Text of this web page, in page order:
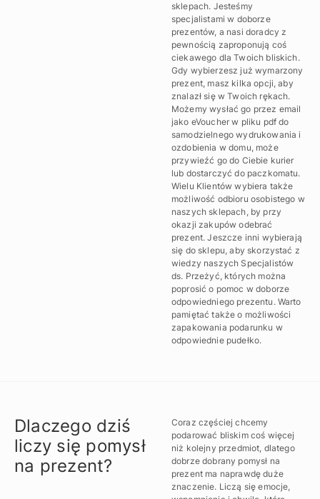
sklepach. Jesteśmy
specjalistami w doborze
prezentów, a nasi doradcy z
pewnością zaproponują coś
ciekawego dla Twoich bliskich.
Gdy wybierzesz już wymarzony
prezent, masz kilka opcji, aby
znalazł się w Twoich rękach.
Możemy wysłać go przez email
jako eVoucher w pliku pdf do
samodzielnego wydrukowania i
ozdobienia w domu, może
przywieźć go do Ciebie kurier
lub dostarczyć do paczkomatu.
Wielu Klientów wybiera także
możliwość odbioru osobistego w
naszych sklepach, by przy
okazji zakupów odebrać
prezent. Jeszcze inni wybierają
się do sklepu, aby skorzystać z
wiedzy naszych Specjalistów
ds. Przeżyć, których można
poprosić o pomoc w doborze
odpowiedniego prezentu. Warto
pamiętać także o możliwości
zapakowania podarunku w
odpowiednie pudełko.
Dlaczego dziś
liczy się pomysł
na prezent?
Coraz częściej chcemy
podarować bliskim coś więcej
niż kolejny przedmiot, dlatego
dobrze dobrany pomysł na
prezent ma naprawdę duże
znaczenie. Liczą się emocje,